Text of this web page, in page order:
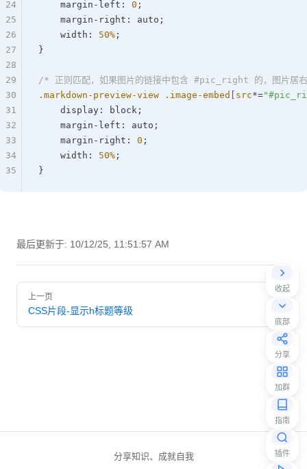
收起
底部
分享
加群
指南
插件
    margin-left:
0 ;
    margin-right:
auto ;
    width:
50% ;
}
/* 正则匹配，如果图片的链接中包含 #pic_right 的，图片居
.markdown-preview-view .image-embed src*=
    display:
block ;
    margin-left:
auto ;
    margin-right:
0 ;
    width:
50% ;
}
24
25
26
27
28
29
30
31
32
33
34
35
最后更新于: 10/12/25, 11:51:57 AM
Pager
上一页
CSS片段-显示h标题等级
分享知识、成就自我